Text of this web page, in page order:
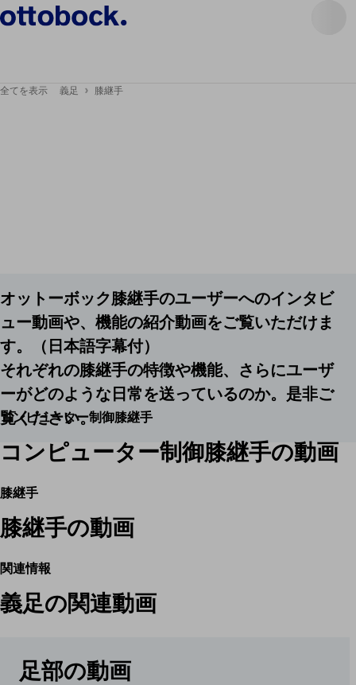
全てを表示 義足 膝継手
オットーボック膝継手のユーザーへのインタビ
ュー動画や、機能の紹介動画をご覧いただけま
す。（日本語字幕付）
それぞれの膝継手の特徴や機能、さらにユーザ
ーがどのような日常を送っているのか。是非ご
覧ください。
コンピューター制御膝継手
コンピューター制御膝継手の動画
膝継手
膝継手の動画
関連情報
義足の関連動画
足部の動画